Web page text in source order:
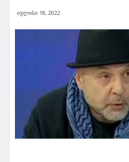
ივლისი 18, 2022